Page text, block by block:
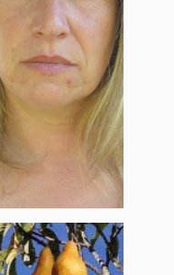
Laurence
Lautier